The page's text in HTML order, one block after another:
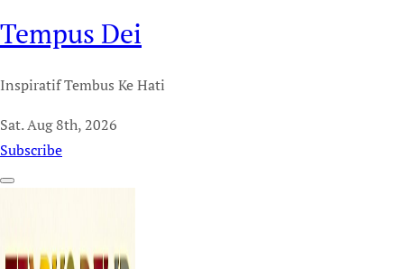
Tempus Dei
Inspiratif Tembus Ke Hati
Sat. Aug 8th, 2026
Subscribe